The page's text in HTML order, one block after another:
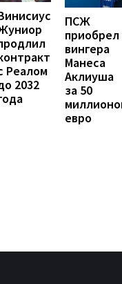
Реалом
2032
ПСЖ
приобрел
вингера
Манеса
Аклиуша
за 50
евро